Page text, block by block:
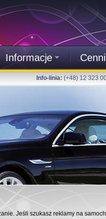
Informacje
Info-linia: (+48) 12 323
Jeśli szukasz reklamy na